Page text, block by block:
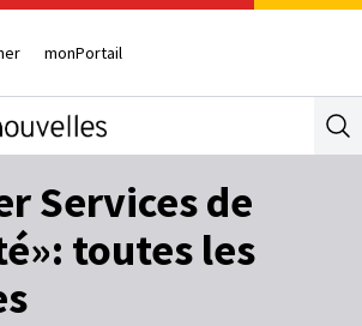
monPortail
Services de
toutes les